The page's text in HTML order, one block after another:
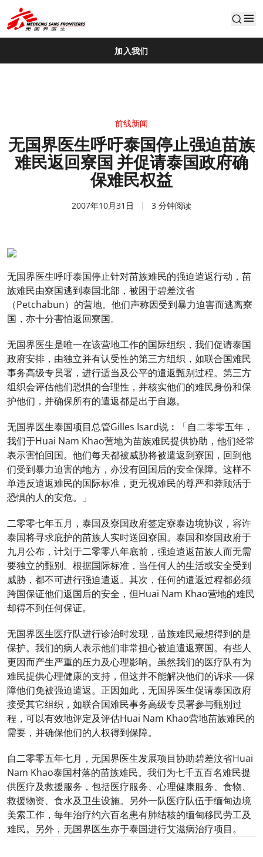
default
加入我们
前线新闻
无国界医生呼吁泰国停止强迫苗族
难民返回寮国 并促请泰国政府确
保难民权益
2007年10月31日 3 分钟阅读
无国界医生呼吁泰国停止针对苗族难民的强迫遣返行动，苗
族难民由寮国逃到泰国北部，被困于碧差汶省
（Petchabun）的营地。他们声称因受到暴力迫害而逃离寮
国，亦十分害怕返回寮国。
无国界医生是唯一在该营地工作的国际组织，我们促请泰国
政府安排，由独立并有认受性的第三方组织，如联合国难民
事务高级专员署，进行适当及公平的遣返甄别过程。第三方
组织会评估他们恐惧的合理性，并核实他们的难民身份和保
护他们，并确保所有的遣返都是出于自愿。
无国界医生泰国项目总管Gilles Isard说︰「自二零零五年，
我们于Huai Nam Khao营地为苗族难民提供协助，他们经常
表示害怕回国。他们每天都被威胁将被遣返到寮国，回到他
们受到暴力迫害的地方，亦没有回国后的安全保障。这样不
单违反遣返难民的国际标准，更无视难民的尊严和莽顾活于
恐惧的人的安危。」
二零零七年五月，泰国及寮国政府签定寮泰边境协议，容许
泰国将寻求庇护的苗族人实时送回寮国。泰国和寮国政府于
九月公布，计划于二零零八年底前，强迫遣返苗族人而无需
要独立的甄别。根据国际标准，当任何人的生活或安全受到
威胁，都不可进行强迫遣返。其次，任何的遣返过程都必须
跨国保证他们返国后的安全，但Huai Nam Khao营地的难民
却得不到任何保证。
无国界医生医疗队进行诊治时发现，苗族难民最想得到的是
保护。我们的病人表示他们非常担心被迫遣返寮国。有些人
更因而产生严重的压力及心理影响。虽然我们的医疗队有为
难民提供心理健康的支持，但这并不能解决他们的诉求──保
障他们免被强迫遣返。正因如此，无国界医生促请泰国政府
接受其它组织，如联合国难民事务高级专员署参与甄别过
程，可以有效地评定及评估Huai Nam Khao营地苗族难民的
需要，并确保他们的人权得到保障。
自二零零五年七月，无国界医生发展项目协助碧差汶省Huai
Nam Khao泰国村落的苗族难民。我们为七千五百名难民提
供医疗及救援服务，包括医疗服务、心理健康服务、食物、
救援物资、食水及卫生设施。另外一队医疗队伍于缅甸边境
美索工作，每年治疗约六百名患有肺结核的缅甸移民劳工及
难民。另外，无国界医生亦于泰国进行艾滋病治疗项目。